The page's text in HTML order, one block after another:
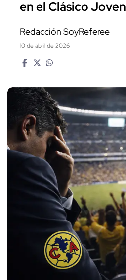
en el Clásico Joven
Redacción SoyReferee
10 de abril de 2026